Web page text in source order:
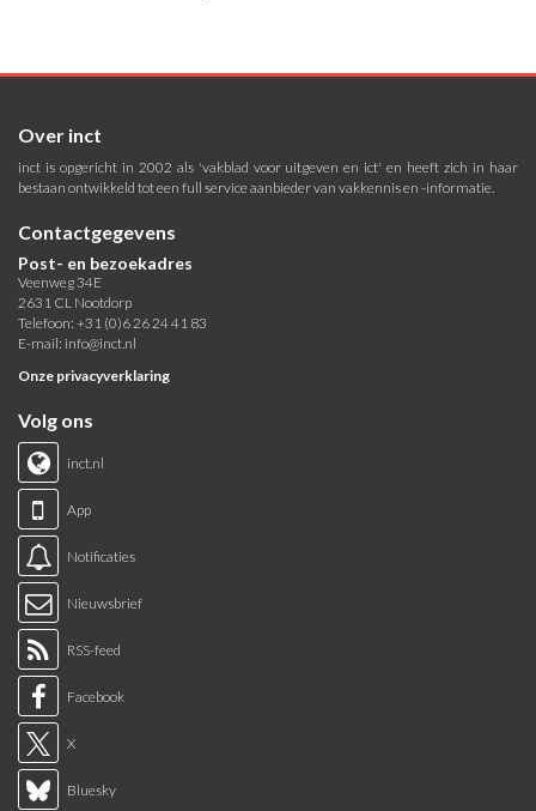
Over inct
inct is opgericht in 2002 als 'vakblad voor uitgeven en ict' en heeft zich in haar
bestaan ontwikkeld tot een full service aanbieder van vakkennis en -informatie.
Contactgegevens
Post- en bezoekadres
Veenweg 34E
2631 CL Nootdorp
Telefoon: +31 (0)6 26 24 41 83
E-mail: info@inct.nl
Onze privacyverklaring
Volg ons
inct.nl
App
Notificaties
Nieuwsbrief
RSS-feed
Facebook
X
Bluesky